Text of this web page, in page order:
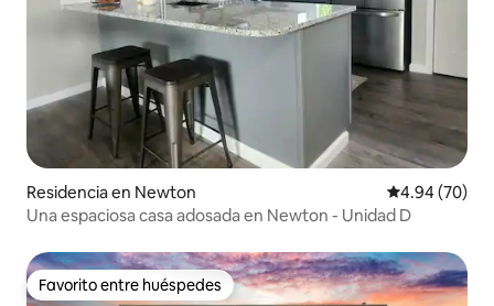
Residencia en Newton Calificación
4.94 (70)
Una espaciosa casa adosada en Newton - Unidad D
Favorito entre huéspedes
Favorito entre huéspedes